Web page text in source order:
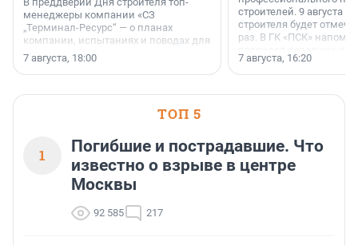
менеджеры компании «СЗ
„Терминал-Ресурс“ — о планах
компании, испытаниях и поводах для
осторожного оптимизма.
7 августа, 18:00
строителей. 9 августа
строителя будет
раз. В ГК «ПСК»
поменялась роль
7 августа, 16:20
ТОП 5
1
Погибшие и пострадавшие. Что
известно о взрыве в центре
Москвы
92 585 217